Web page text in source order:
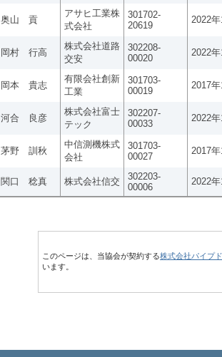
奥山 貢
アサヒ工業株
式会社
301702-
20619
2022
岡村 行高
株式会社道路
交安
302208-
00020
2022
岡本 貴志
有限会社創新
工業
301703-
00019
2017
河合 良彦
株式会社富士
テック
302207-
00033
2022
茅野 訓秋
中信測機株式
会社
301703-
00027
2017
関口 稔真 株式会社信交
302203-
00006
2022
このページは、当協会が契約する株式会社パイプ
います。